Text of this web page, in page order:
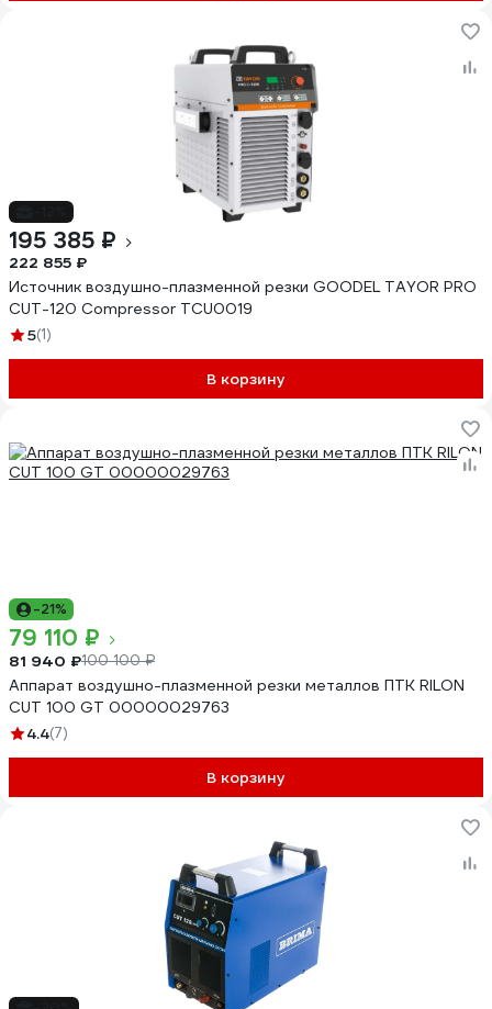
195 385 ₽
222 855 ₽
Источник воздушно-плазменной резки GOODEL TAYOR PRO
CUT-120 Compressor TCU0019
5(1)
В корзину
-21%
79 110 ₽
81 940 ₽100 100 ₽
Аппарат воздушно-плазменной резки металлов ПТК RILON
CUT 100 GT 00000029763
4.4(7)
В корзину